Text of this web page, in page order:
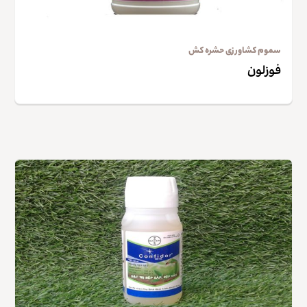
سموم کشاورزی حشره کش
فوزلون